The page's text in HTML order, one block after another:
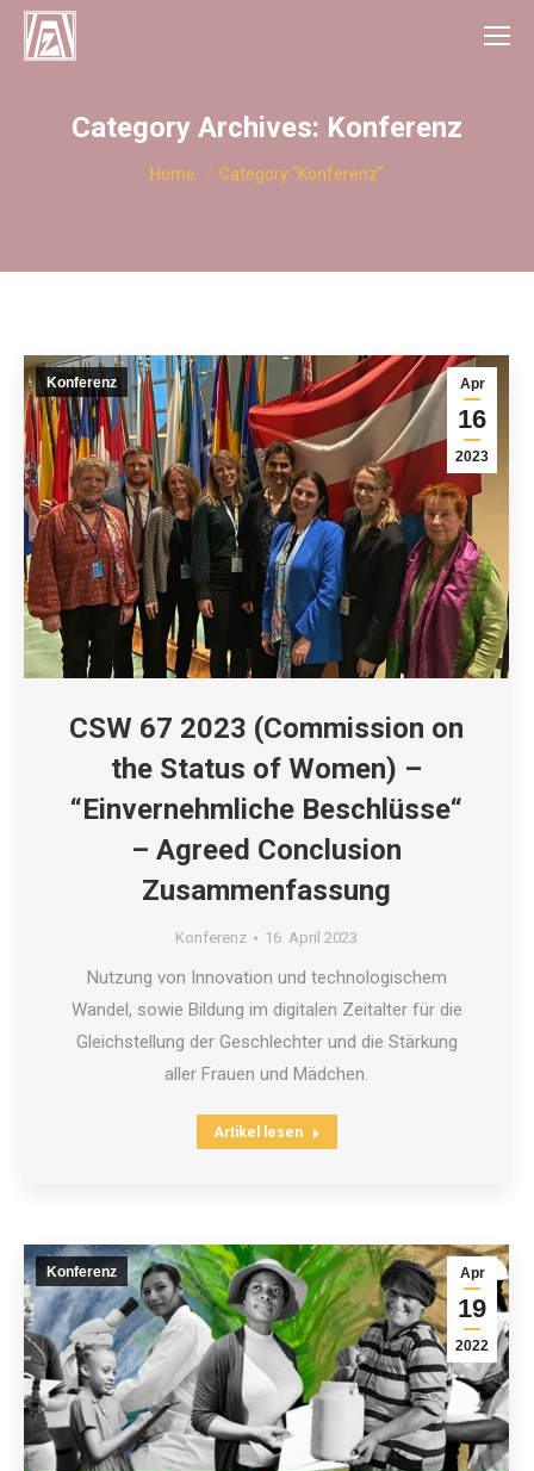
Category Archives: Konferenz
You are here:
Home Category "Konferenz"
Apr
16
2023
Konferenz
CSW 67 2023 (Commission on
the Status of Women) –
“Einvernehmliche Beschlüsse“
– Agreed Conclusion
Zusammenfassung
Konferenz 16. April 2023
Nutzung von Innovation und technologischem
Wandel, sowie Bildung im digitalen Zeitalter für die
Gleichstellung der Geschlechter und die Stärkung
aller Frauen und Mädchen.
Artikel lesen
Apr
19
2022
Konferenz